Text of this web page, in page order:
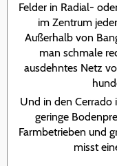
Felder in Radial-
im Zentrum
Außerhalb von
man schmale
ausdehntes Netz
Und in den Cerrado
geringe
Farmbetrieben und
misst